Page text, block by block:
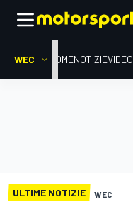
WEC HOMENOTIZIEVIDEO
ULTIME NOTIZIE WEC